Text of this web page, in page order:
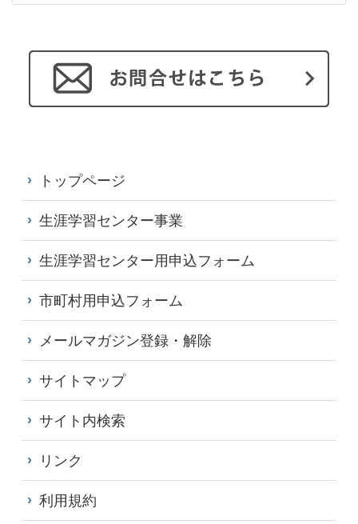
トップページ
生涯学習センター事業
生涯学習センター用申込フォーム
市町村用申込フォーム
メールマガジン登録・解除
サイトマップ
サイト内検索
リンク
利用規約